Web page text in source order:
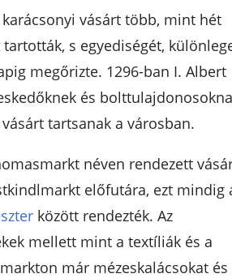
vásárt több, mint hét
s egyediségét,
megőrizte. 1296-ban I. Albert
és
tartsanak a városban.
néven rendezett
előfutára, ezt mindig
között rendezték. Az
mellett mint a textíliák és a
már mézeskalácsokat és